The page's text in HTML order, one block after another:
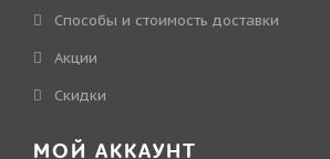
Способы и стоимость доставки
Акции
Скидки
МОЙ АККАУНТ